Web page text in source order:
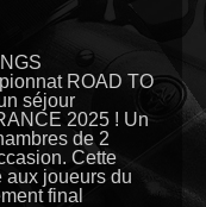
ROAD TO
séjour
2025 ! Un
de 2
Cette
aux joueurs du
final